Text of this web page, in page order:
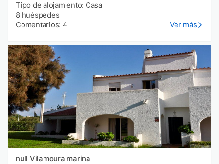
Tipo de alojamiento: Casa
8 huéspedes
Comentarios: 4
Ver más
null Vilamoura marina